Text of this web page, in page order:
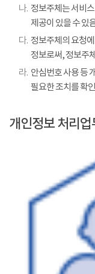
나. 정보주체는 서비
제공이 있을 수 있
다. 정보주체의 요청
정보로써, 정보주
라. 안심번호 사용 등
필요한 조치를 확
개인정보 처리업